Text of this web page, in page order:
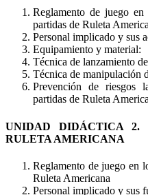
Reglamento de juego
partidas de Ruleta
Personal implicado y sus
Equipamiento y material:
Técnica de lanzamiento
Técnica de manipulación
Prevención de riesgos
partidas de Ruleta
UNIDAD DIDÁCTICA 2.
RULETA AMERICANA
Reglamento de juego en
Ruleta Americana
Personal implicado y sus